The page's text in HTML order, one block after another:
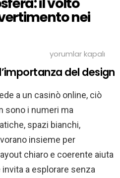
nei
Estetica
atmosfera:
volto
moderno
del
divertimento
nei
online
için
yorumlar kapalı
del design
a un casinò online, ciò
sono i numeri ma
spazi bianchi,
insieme per
chiaro e coerente aiuta
a esplorare senza